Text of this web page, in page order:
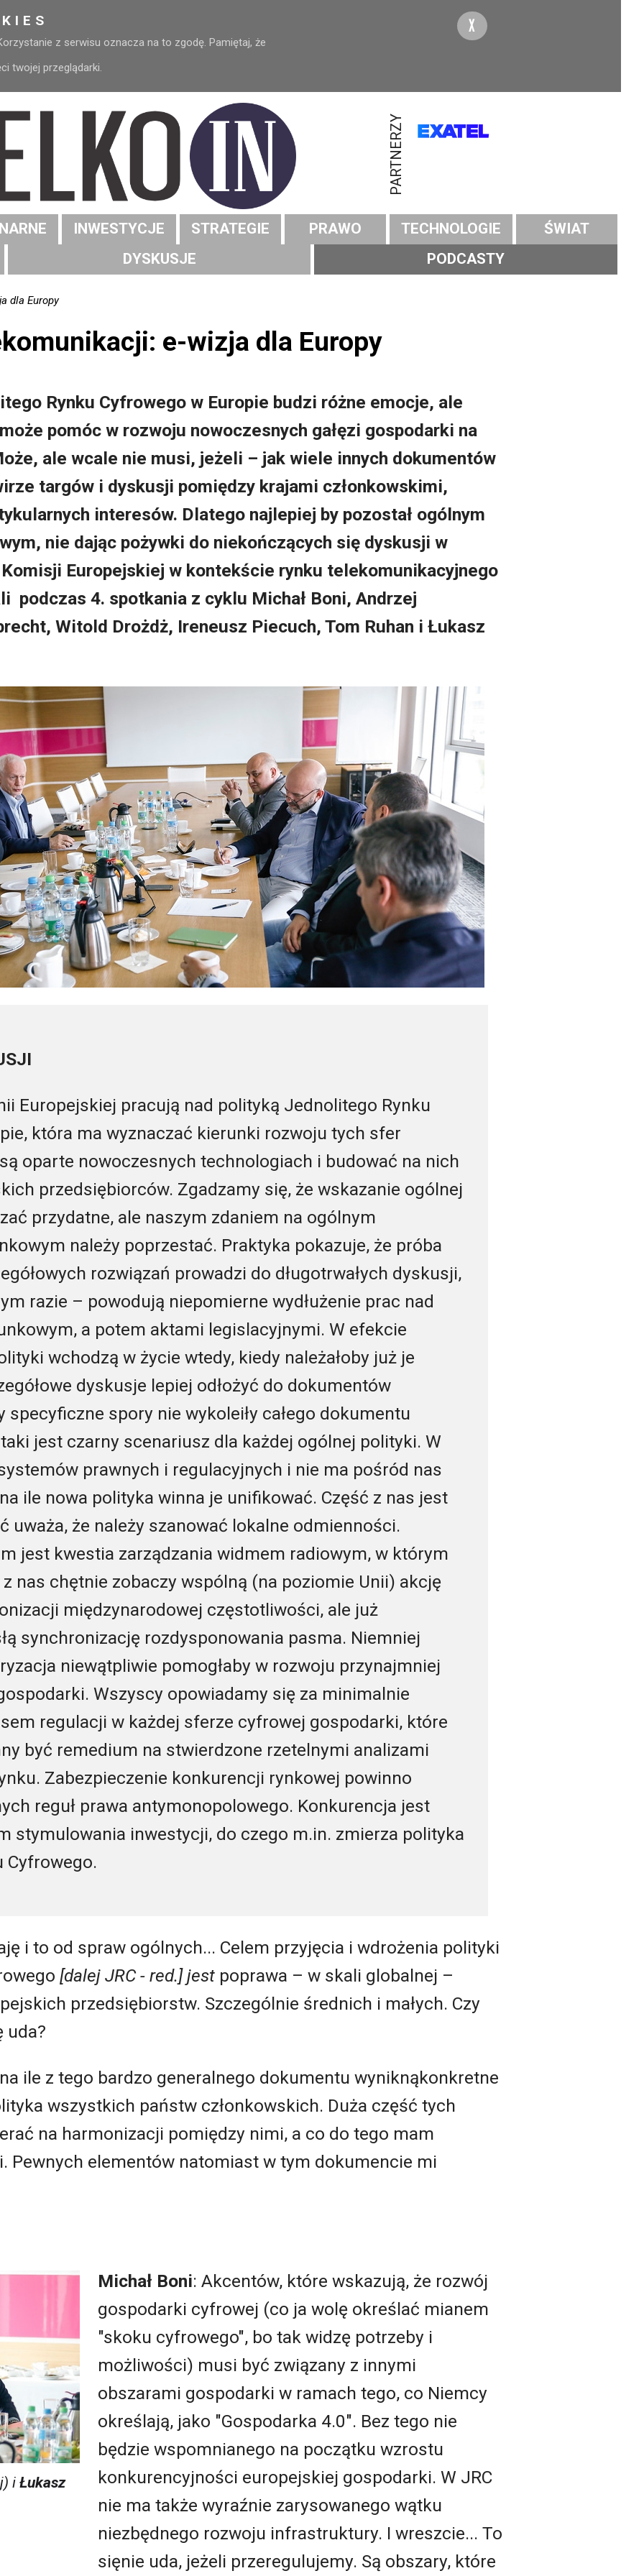
z serwisu oznacza na to zgodę. Pamiętaj, że
twojej przeglądarki.
X
PARTNERZY
INWESTYCJE STRATEGIE PRAWO TECHNOLOGIE
ŚWIAT
DYSKUSJE
PODCASTY
dla Europy
e-wizja dla Europy
Rynku Cyfrowego w Europie budzi różne emocje, ale
pomóc w rozwoju nowoczesnych gałęzi gospodarki na
ale wcale nie musi, jeżeli – jak wiele innych dokumentów
targów i dyskusji pomiędzy krajami członkowskimi,
interesów. Dlatego najlepiej by pozostał ogólnym
nie dając pożywki do niekończących się dyskusji w
Europejskiej w kontekście rynku telekomunikacyjnego
podczas 4. spotkania z cyklu Michał Boni, Andrzej
Witold Drożdż, Ireneusz Piecuch, Tom Ruhan i Łukasz
Europejskiej pracują nad polityką Jednolitego Rynku
która ma wyznaczać kierunki rozwoju tych sfer
oparte nowoczesnych technologiach i budować na nich
przedsiębiorców. Zgadzamy się, że wskazanie ogólnej
przydatne, ale naszym zdaniem na ogólnym
należy poprzestać. Praktyka pokazuje, że próba
rozwiązań prowadzi do długotrwałych dyskusji,
razie – powodują niepomierne wydłużenie prac nad
a potem aktami legislacyjnymi. W efekcie
wchodzą w życie wtedy, kiedy należałoby już je
dyskusje lepiej odłożyć do dokumentów
specyficzne spory nie wykoleiły całego dokumentu
jest czarny scenariusz dla każdej ogólnej polityki. W
prawnych i regulacyjnych i nie ma pośród nas
ile nowa polityka winna je unifikować. Część z nas jest
uważa, że należy szanować lokalne odmienności.
jest kwestia zarządzania widmem radiowym, w którym
nas chętnie zobaczy wspólną (na poziomie Unii) akcję
międzynarodowej częstotliwości, ale już
synchronizację rozdysponowania pasma. Niemniej
niewątpliwie pomogłaby w rozwoju przynajmniej
Wszyscy opowiadamy się za minimalnie
regulacji w każdej sferze cyfrowej gospodarki, które
być remedium na stwierdzone rzetelnymi analizami
Zabezpieczenie konkurencji rynkowej powinno
reguł prawa antymonopolowego. Konkurencja jest
stymulowania inwestycji, do czego m.in. zmierza polityka
Cyfrowego.
i to od spraw ogólnych... Celem przyjęcia i wdrożenia polityki
[dalej JRC - red.] jest poprawa – w skali globalnej –
przedsiębiorstw. Szczególnie średnich i małych. Czy
uda?
ile z tego bardzo generalnego dokumentu wyniknąkonkretne
wszystkich państw członkowskich. Duża część tych
na harmonizacji pomiędzy nimi, a co do tego mam
Pewnych elementów natomiast w tym dokumencie mi
i Łukasz
Michał Boni: Akcentów, które wskazują, że rozwój
gospodarki cyfrowej (co ja wolę określać mianem
"skoku cyfrowego", bo tak widzę potrzeby i
możliwości) musi być związany z innymi
obszarami gospodarki w ramach tego, co Niemcy
określają, jako "Gospodarka 4.0". Bez tego nie
będzie wspomnianego na początku wzrostu
konkurencyjności europejskiej gospodarki. W JRC
nie ma także wyraźnie zarysowanego wątku
niezbędnego rozwoju infrastruktury. I wreszcie... To
sięnie uda, jeżeli przeregulujemy. Są obszary, które